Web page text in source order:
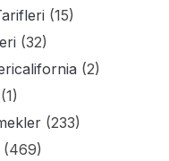
(15)
(32)
(2)
(233)
(469)